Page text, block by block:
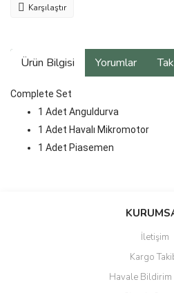
Karşılaştır
Ürün Bilgisi Yorumlar
Complete Set
1 Adet Anguldurva
1 Adet Havalı Mikromotor
1 Adet Piasemen
Bu ürüne ilk yorumu
Ürün resmi kalitesiz, bozuk veya
Ürün açıklamasında eksik bilgiler
İletişim
Kargo
Havale Bildirim